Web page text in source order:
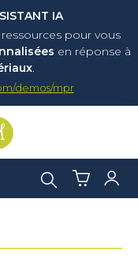
IA
pour vous
en réponse à
.
demos/mpr
Rechercher :